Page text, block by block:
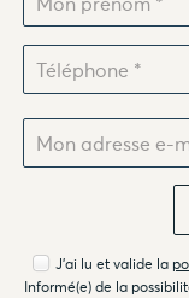
J'ai lu et valide la
Informé(e) de la